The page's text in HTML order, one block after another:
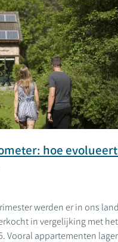
hoe
werden er in ons
in vergelijking met
Vooral appartementen